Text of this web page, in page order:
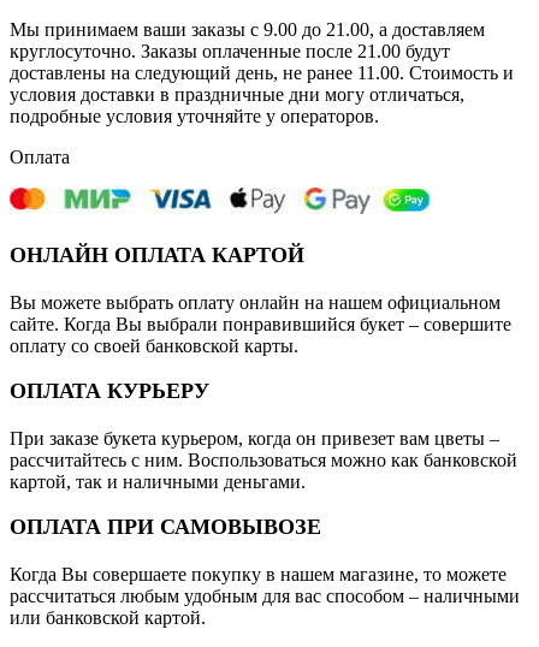
Мы принимаем ваши заказы с 9.00 до 21.00, а доставляем
круглосуточно. Заказы оплаченные после 21.00 будут
доставлены на следующий день, не ранее 11.00. Стоимость и
условия доставки в праздничные дни могу отличаться,
подробные условия уточняйте у операторов.
Оплата
ОНЛАЙН ОПЛАТА КАРТОЙ
Вы можете выбрать оплату онлайн на нашем официальном
сайте. Когда Вы выбрали понравившийся букет – совершите
оплату со своей банковской карты.
ОПЛАТА КУРЬЕРУ
При заказе букета курьером, когда он привезет вам цветы –
рассчитайтесь с ним. Воспользоваться можно как банковской
картой, так и наличными деньгами.
ОПЛАТА ПРИ САМОВЫВОЗЕ
Когда Вы совершаете покупку в нашем магазине, то можете
рассчитаться любым удобным для вас способом – наличными
или банковской картой.